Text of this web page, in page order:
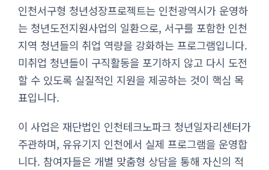
인천서구형 청년성장프로젝트는 인천광역시가 운영하
는 청년도전지원사업의 일환으로, 서구를 포함한 인천
지역 청년들의 취업 역량을 강화하는 프로그램입니다.
미취업 청년들이 구직활동을 포기하지 않고 다시 도전
할 수 있도록 실질적인 지원을 제공하는 것이 핵심 목
표입니다.
이 사업은 재단법인 인천테크노파크 청년일자리센터가
주관하며, 유유기지 인천에서 실제 프로그램을 운영합
니다. 참여자들은 개별 맞춤형 상담을 통해 자신의 적